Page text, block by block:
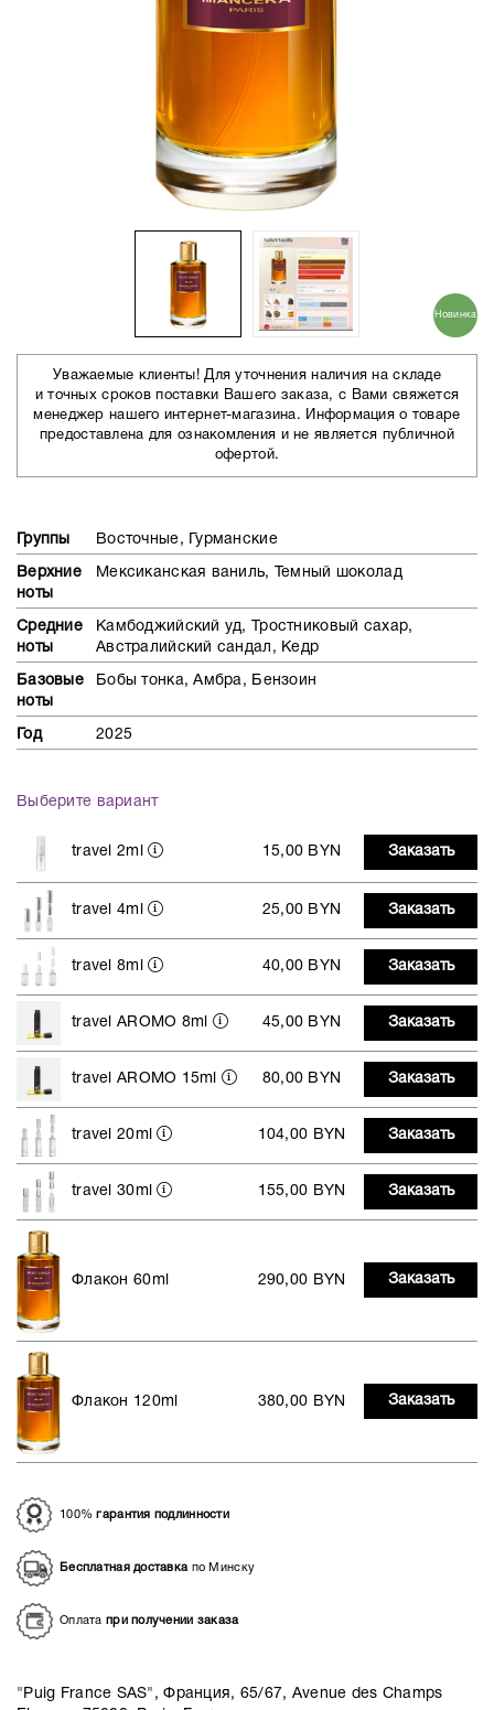
Новинка
Уважаемые клиенты! Для уточнения наличия на складе
и точных сроков поставки Вашего заказа, с Вами свяжется
менеджер нашего интернет-магазина. Информация о товаре
предоставлена для ознакомления и не является публичной
офертой.
Группы Восточные, Гурманские
Верхние
ноты
Мексиканская ваниль, Темный шоколад
Средние
ноты
Камбоджийский уд, Тростниковый сахар,
Австралийский сандал, Кедр
Базовые
ноты
Бобы тонка, Амбра, Бензоин
Год 2025
Выберите вариант
travel 2ml 15,00 BYN Заказать
travel 4ml 25,00 BYN Заказать
travel 8ml 40,00 BYN Заказать
travel AROMO 8ml 45,00 BYN Заказать
travel AROMO 15ml 80,00 BYN Заказать
travel 20ml 104,00 BYN Заказать
travel 30ml 155,00 BYN Заказать
Флакон 60ml 290,00 BYN Заказать
Флакон 120ml 380,00 BYN Заказать
100%гарантия подлинности
Бесплатная доставкапо Минску
Оплата при получении заказа
"Puig France SAS", Франция, 65/67, Avenue des Champs